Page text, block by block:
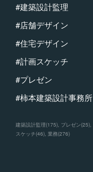
#建築設計監理
#店舗デザイン
#住宅デザイン
#計画スケッチ
#プレゼン
#柿本建築設計事務所
建築設計監理(175) プレゼン(25)
スケッチ(46) 業務(276)